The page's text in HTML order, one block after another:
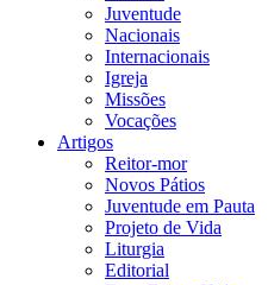
Juventude
Nacionais
Internacionais
Igreja
Missões
Vocações
Artigos
Reitor-mor
Novos Pátios
Juventude em Pauta
Projeto de Vida
Liturgia
Editorial